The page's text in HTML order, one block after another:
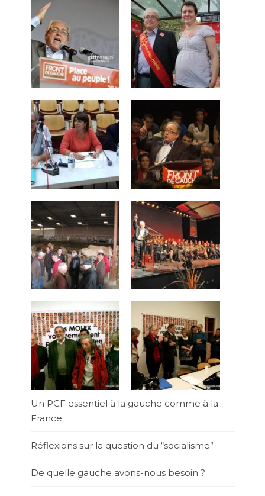
Un PCF essentiel à la gauche comme à la
France
Réflexions sur la question du “socialisme”
De quelle gauche avons-nous besoin ?